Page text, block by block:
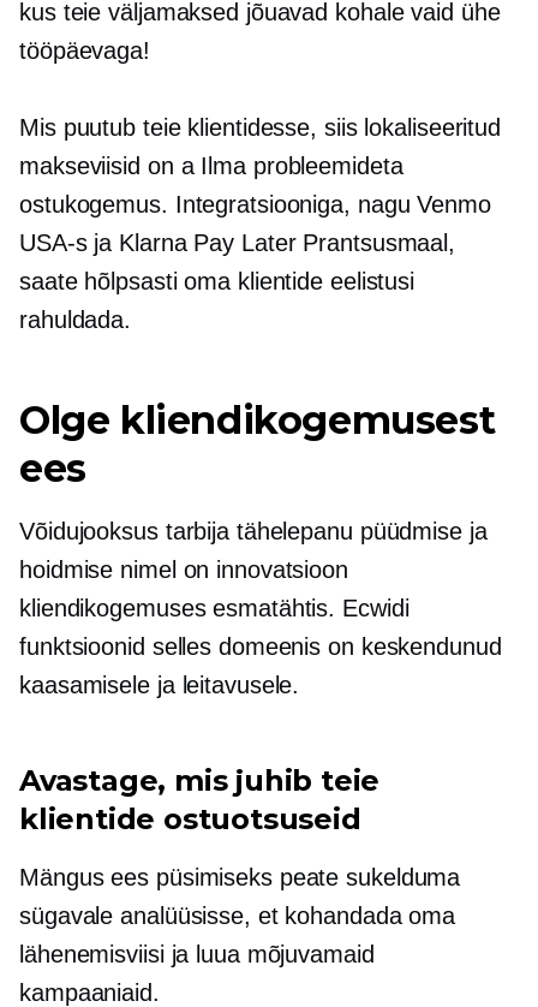
kus teie väljamaksed jõuavad kohale vaid ühe
tööpäevaga!
Mis puutub teie klientidesse, siis lokaliseeritud
makseviisid on a Ilma probleemideta
ostukogemus. Integratsiooniga, nagu Venmo
USA-s ja Klarna Pay Later Prantsusmaal,
saate hõlpsasti oma klientide eelistusi
rahuldada.
Olge kliendikogemusest
ees
Võidujooksus tarbija tähelepanu püüdmise ja
hoidmise nimel on innovatsioon
kliendikogemuses esmatähtis. Ecwidi
funktsioonid selles domeenis on keskendunud
kaasamisele ja leitavusele.
Avastage, mis juhib teie
klientide ostuotsuseid
Mängus ees püsimiseks peate sukelduma
sügavale analüüsisse, et kohandada oma
lähenemisviisi ja luua mõjuvamaid
kampaaniaid.